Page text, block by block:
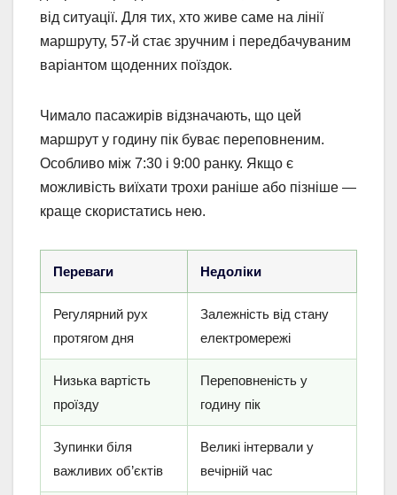
від ситуації. Для тих, хто живе саме на лінії
маршруту, 57-й стає зручним і передбачуваним
варіантом щоденних поїздок.
Чимало пасажирів відзначають, що цей
маршрут у годину пік буває переповненим.
Особливо між 7:30 і 9:00 ранку. Якщо є
можливість виїхати трохи раніше або пізніше —
краще скористатись нею.
Переваги Недоліки
Регулярний рух
протягом дня
Залежність від стану
електромережі
Низька вартість
проїзду
Переповненість у
годину пік
Зупинки біля
важливих об’єктів
Великі інтервали у
вечірній час